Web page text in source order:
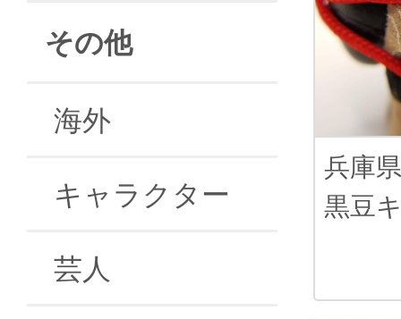
その他
海外
キャラクター
芸人
兵庫県
黒豆